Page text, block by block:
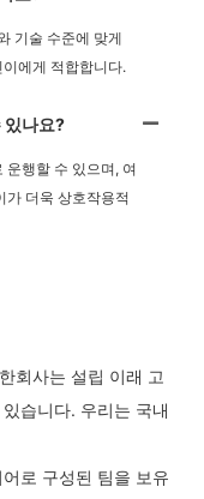
기술 수준에 맞게
에게 적합합니다.
있나요?
운행할 수 있으며, 여
가 더욱 상호작용적
회사는 설립 이래 고
습니다. 우리는 국내
로 구성된 팀을 보유